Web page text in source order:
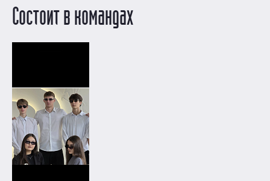
Новости
Состоит в командах